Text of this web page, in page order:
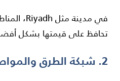
في مدينة مثل Riyadh،
تحافظ على قيمتها بشكل
2. شبكة الطرق والمواصلات